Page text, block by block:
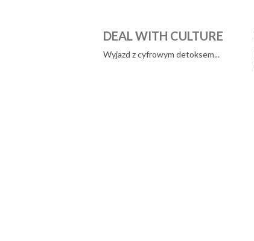
DEAL WITH CULTURE
Wyjazd z cyfrowym detoksem...